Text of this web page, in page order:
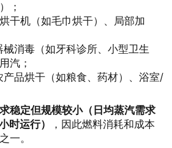
；
烘干机（如毛巾烘干）、局部加
械消毒（如牙科诊所、小型卫生
汽；
产品烘干（如粮食、药材）、浴室/
稳定但规模较小（日均蒸汽需求
运行）
，因此燃料消耗和成本
一。